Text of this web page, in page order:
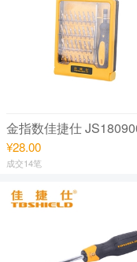
¥28.00
成交14笔